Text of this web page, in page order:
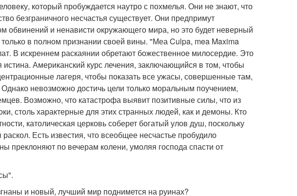
который пробуждается наутро с похмелья. Они не знают, что
безграничного несчастья существует. Они предпримут
обвинений и ненависти окружающего мира, но это будет неверный
в полном признании своей вины. "Меа Culpa, mea Maxima
В искреннем раскаянии обретают божественное милосердие. Это
истина. Американский курс лечения, заключающийся в том, чтобы
лагеря, чтобы показать все ужасы, совершенные там,
невозможно достичь цели только моральным поучением,
Возможно, что катастрофа выявит позитивные силы, что из
столь характерные для этих странных людей, как и демоны. Кто
католическая церковь соберет богатый улов душ, поскольку
Есть известия, что всеобщее несчастье пробудило
преклоняют по вечерам колени, умоляя господа спасти от
и новый, лучший мир поднимется на руинах?